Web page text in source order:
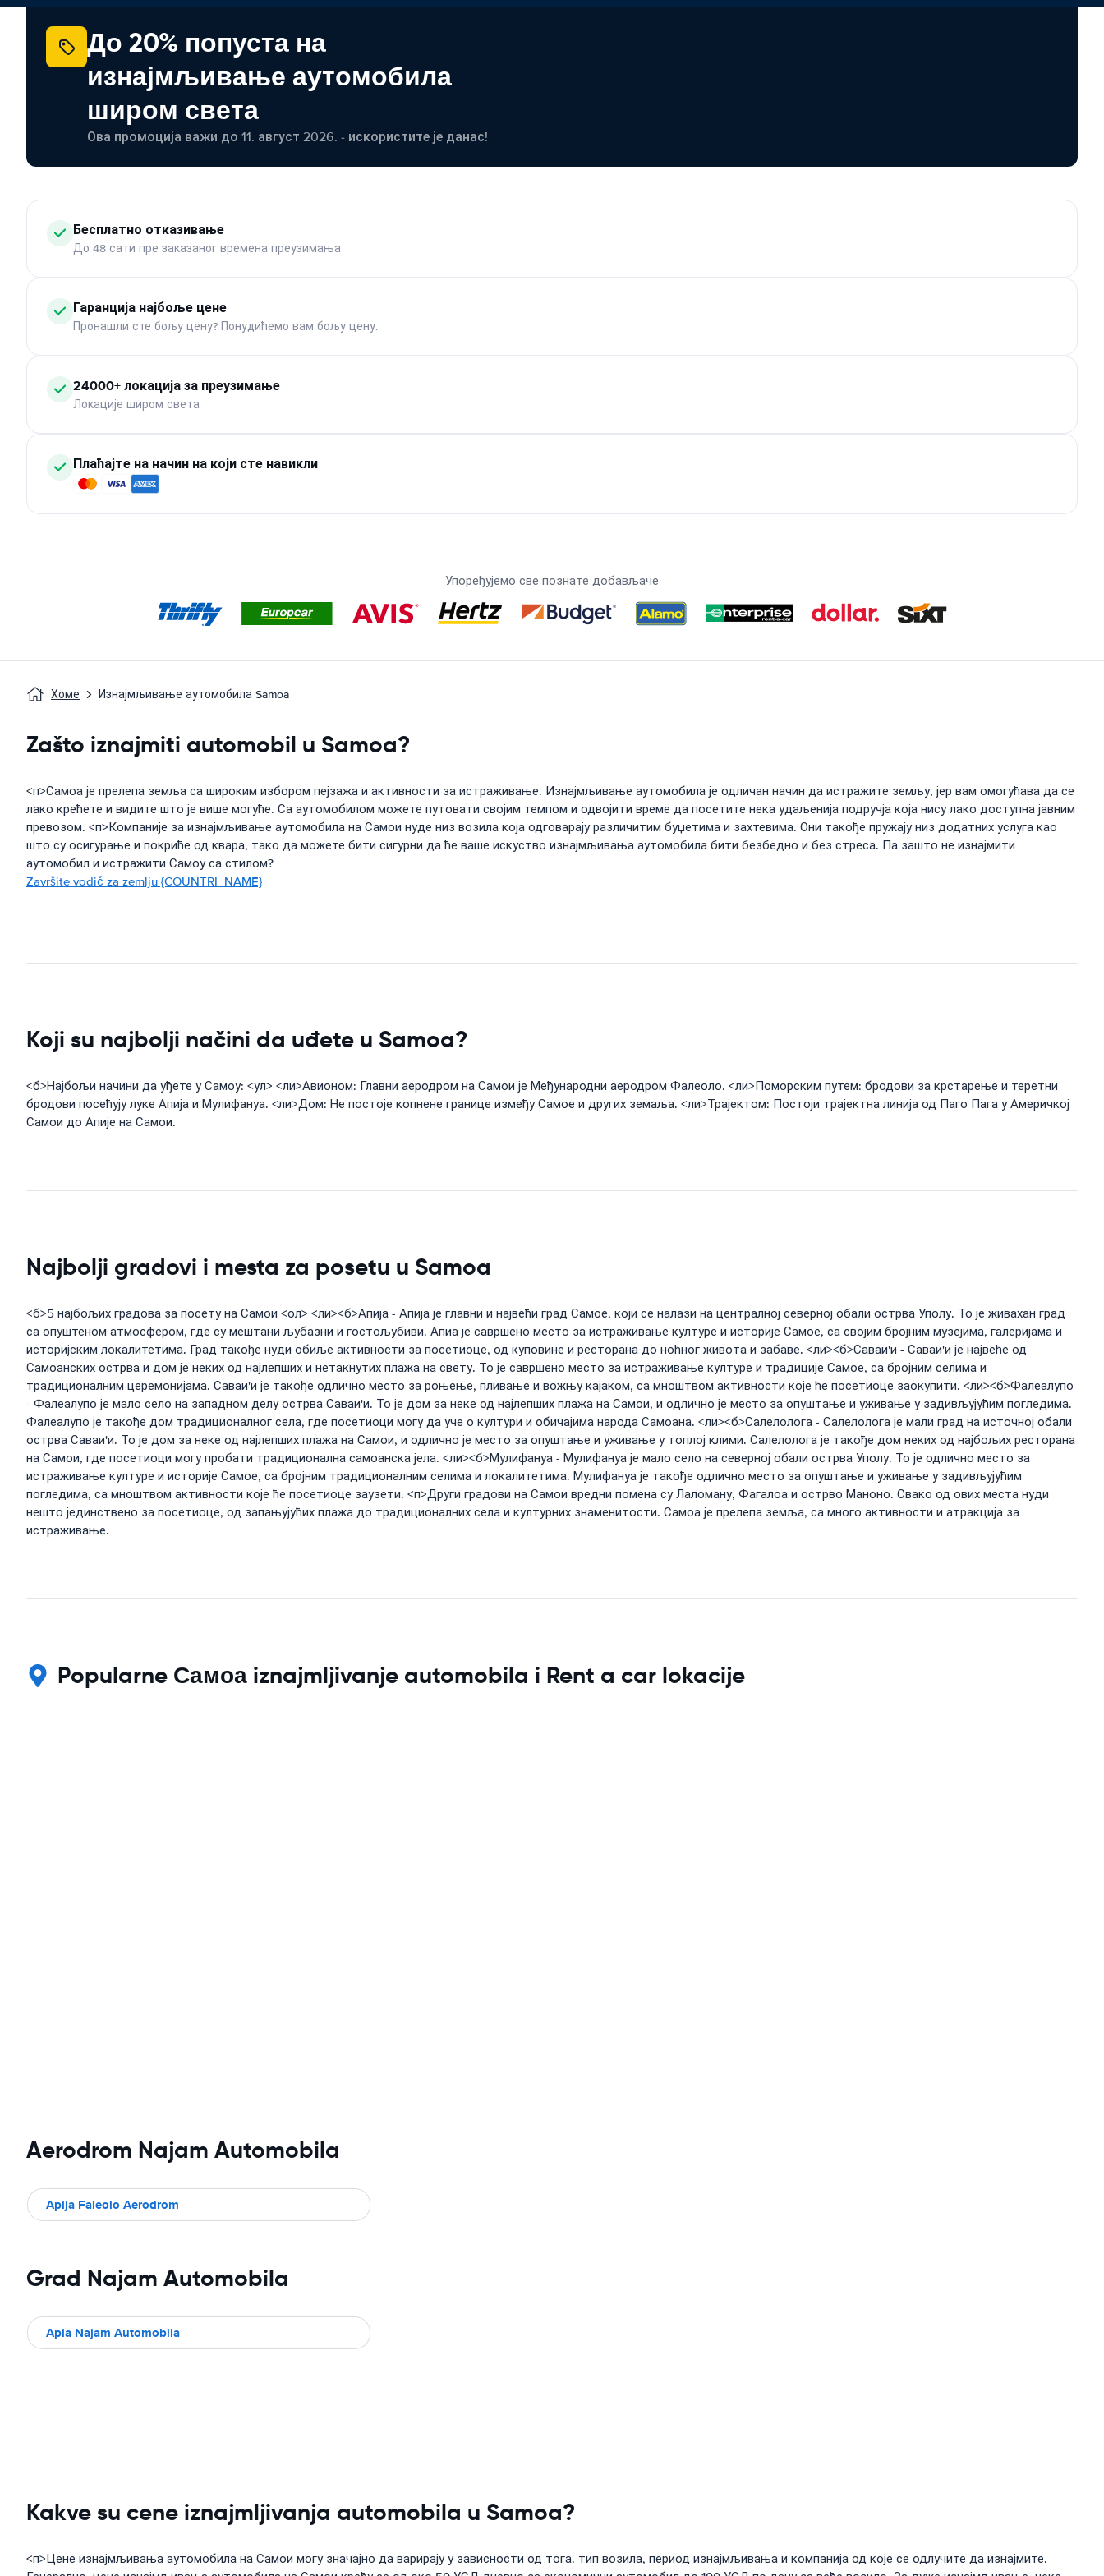
До 20% попуста на
изнајмљивање аутомобила
широм света
Ова промоција важи до 11. август 2026. - искористите је данас!
Бесплатно отказивање
До 48 сати пре заказаног времена преузимања
Гаранција најбоље цене
Пронашли сте бољу цену? Понудићемо вам бољу цену.
24000+ локација за преузимање
Локације широм света
Плаћајте на начин на који сте навикли
Упоређујемо све познате добављаче
Хоме Изнајмљивање аутомобила Samoa
Zašto iznajmiti automobil u Samoa?
<п>Самоа је прелепа земља са широким избором пејзажа и активности за истраживање. Изнајмљивање аутомобила је одличан начин да истражите земљу, јер вам омогућава да се
лако крећете и видите што је више могуће. Са аутомобилом можете путовати својим темпом и одвојити време да посетите нека удаљенија подручја која нису лако доступна јавним
превозом. <п>Компаније за изнајмљивање аутомобила на Самои нуде низ возила која одговарају различитим буџетима и захтевима. Они такође пружају низ додатних услуга као
што су осигурање и покриће од квара, тако да можете бити сигурни да ће ваше искуство изнајмљивања аутомобила бити безбедно и без стреса. Па зашто не изнајмити
аутомобил и истражити Самоу са стилом?
Završite vodič za zemlju {COUNTRI_NAME}
Koji su najbolji načini da uđete u Samoa?
<б>Најбољи начини да уђете у Самоу: <ул> <ли>Авионом: Главни аеродром на Самои је Међународни аеродром Фалеоло. <ли>Поморским путем: бродови за крстарење и теретни
бродови посећују луке Апија и Мулифануа. <ли>Дом: Не постоје копнене границе између Самое и других земаља. <ли>Трајектом: Постоји трајектна линија од Паго Пага у Америчкој
Самои до Апије на Самои.
Najbolji gradovi i mesta za posetu u Samoa
<б>5 најбољих градова за посету на Самои <ол> <ли><б>Апија - Апија је главни и највећи град Самое, који се налази на централној северној обали острва Уполу. То је живахан град
са опуштеном атмосфером, где су мештани љубазни и гостољубиви. Апиа је савршено место за истраживање културе и историје Самое, са својим бројним музејима, галеријама и
историјским локалитетима. Град такође нуди обиље активности за посетиоце, од куповине и ресторана до ноћног живота и забаве. <ли><б>Саваи'и - Саваи'и је највеће од
Самоанских острва и дом је неких од најлепших и нетакнутих плажа на свету. То је савршено место за истраживање културе и традиције Самое, са бројним селима и
традиционалним церемонијама. Саваи'и је такође одлично место за роњење, пливање и вожњу кајаком, са мноштвом активности које ће посетиоце заокупити. <ли><б>Фалеалупо
- Фалеалупо је мало село на западном делу острва Саваи'и. То је дом за неке од најлепших плажа на Самои, и одлично је место за опуштање и уживање у задивљујућим погледима.
Фалеалупо је такође дом традиционалног села, где посетиоци могу да уче о култури и обичајима народа Самоана. <ли><б>Салелолога - Салелолога је мали град на источној обали
острва Саваи'и. То је дом за неке од најлепших плажа на Самои, и одлично је место за опуштање и уживање у топлој клими. Салелолога је такође дом неких од најбољих ресторана
на Самои, где посетиоци могу пробати традиционална самоанска јела. <ли><б>Мулифануа - Мулифануа је мало село на северној обали острва Уполу. То је одлично место за
истраживање културе и историје Самое, са бројним традиционалним селима и локалитетима. Мулифануа је такође одлично место за опуштање и уживање у задивљујућим
погледима, са мноштвом активности које ће посетиоце заузети. <п>Други градови на Самои вредни помена су Лаломану, Фагалоа и острво Маноно. Свако од ових места нуди
нешто јединствено за посетиоце, од запањујућих плажа до традиционалних села и културних знаменитости. Самоа је прелепа земља, са много активности и атракција за
истраживање.
Popularne Самоа iznajmljivanje automobila i Rent a car lokacije
Aerodrom Najam Automobila
Apija Faleolo Aerodrom
Grad Najam Automobila
Apia Najam Automobila
Kakve su cene iznajmljivanja automobila u Samoa?
<п>Цене изнајмљивања аутомобила на Самои могу значајно да варирају у зависности од тога. тип возила, период изнајмљивања и компанија од које се одлучите да изнајмите.